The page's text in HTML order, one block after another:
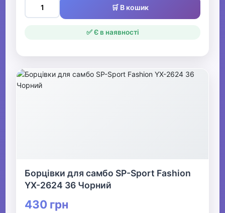
🛒 В кошик
✅ Є в наявності
Борцівки для самбо SP-Sport Fashion
YX-2624 36 Чорний
430 грн